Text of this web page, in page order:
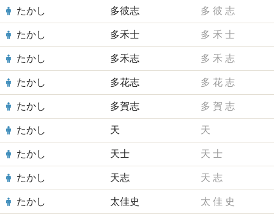
たかし 多彼志 多 彼 志
たかし 多禾士 多 禾 士
たかし 多禾志 多 禾 志
たかし 多花志 多 花 志
たかし 多賀志 多 賀 志
たかし 天 天
たかし 天士 天 士
たかし 天志 天 志
たかし 太佳史 太 佳 史